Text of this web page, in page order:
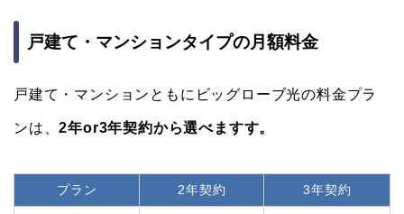
戸建て・マンションタイプの月額料金
戸建て・マンションともにビッグローブ光の料金プラ
ンは、2年or3年契約から選べますす。
プラン 2年契約 3年契約